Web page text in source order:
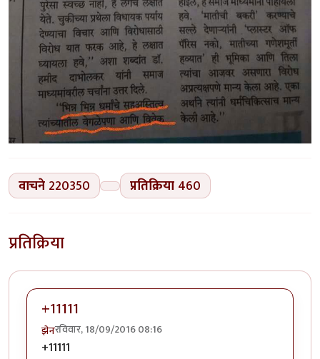
वाचने 220350 प्रतिक्रिया 460
प्रतिक्रिया
+11111
झेनरविवार, 18/09/2016 08:16
+11111